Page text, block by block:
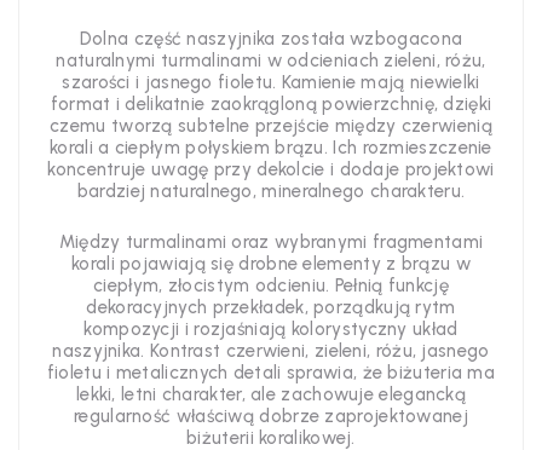
Dolna część naszyjnika została wzbogacona
naturalnymi turmalinami w odcieniach zieleni, różu,
szarości i jasnego fioletu. Kamienie mają niewielki
format i delikatnie zaokrągloną powierzchnię, dzięki
czemu tworzą subtelne przejście między czerwienią
korali a ciepłym połyskiem brązu. Ich rozmieszczenie
koncentruje uwagę przy dekolcie i dodaje projektowi
bardziej naturalnego, mineralnego charakteru.
Między turmalinami oraz wybranymi fragmentami
korali pojawiają się drobne elementy z brązu w
ciepłym, złocistym odcieniu. Pełnią funkcję
dekoracyjnych przekładek, porządkują rytm
kompozycji i rozjaśniają kolorystyczny układ
naszyjnika. Kontrast czerwieni, zieleni, różu, jasnego
fioletu i metalicznych detali sprawia, że biżuteria ma
lekki, letni charakter, ale zachowuje elegancką
regularność właściwą dobrze zaprojektowanej
biżuterii koralikowej.